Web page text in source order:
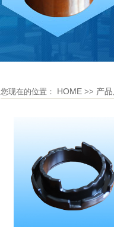
您现在的位置： HOME >> 产